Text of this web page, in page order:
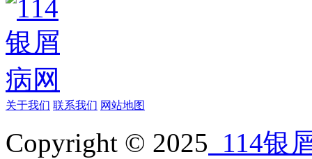
关于我们 联系我们 网站地图
Copyright © 2025 114银